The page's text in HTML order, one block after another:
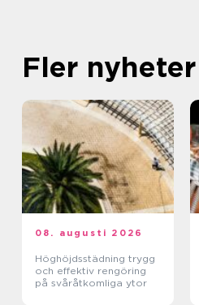
Fler nyheter
08. augusti 2026
Höghöjdsstädning trygg
och effektiv rengöring
på svåråtkomliga ytor